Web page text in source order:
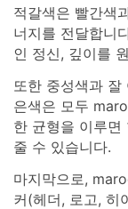
적갈색은 빨간색
너지를 전달합니
인 정신, 깊이를
또한 중성색과 잘
은색은 모두
한 균형을 이루면
줄 수 있습니다.
마지막으로,
커(헤더, 로고, 히